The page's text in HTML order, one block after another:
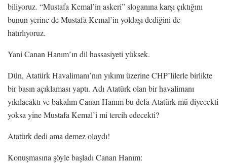
biliyoruz. “Mustafa Kemal’in askeri” sloganına karşı çıktığını
bunun yerine de Mustafa Kemal’in yoldaşı dediğini de
hatırlıyoruz.
Yani Canan Hanım’ın dil hassasiyeti yüksek.
Dün, Atatürk Havalimanı’nın yıkımı üzerine CHP’lilerle birlikte
bir basın açıklaması yaptı. Adı Atatürk olan bir havalimanı
yıkılacaktı ve bakalım Canan Hanım bu defa Atatürk mü diyecekti
yoksa yine Mustafa Kemal’i mi tercih edecekti?
Atatürk dedi ama demez olaydı!
Konuşmasına şöyle başladı Canan Hanım: